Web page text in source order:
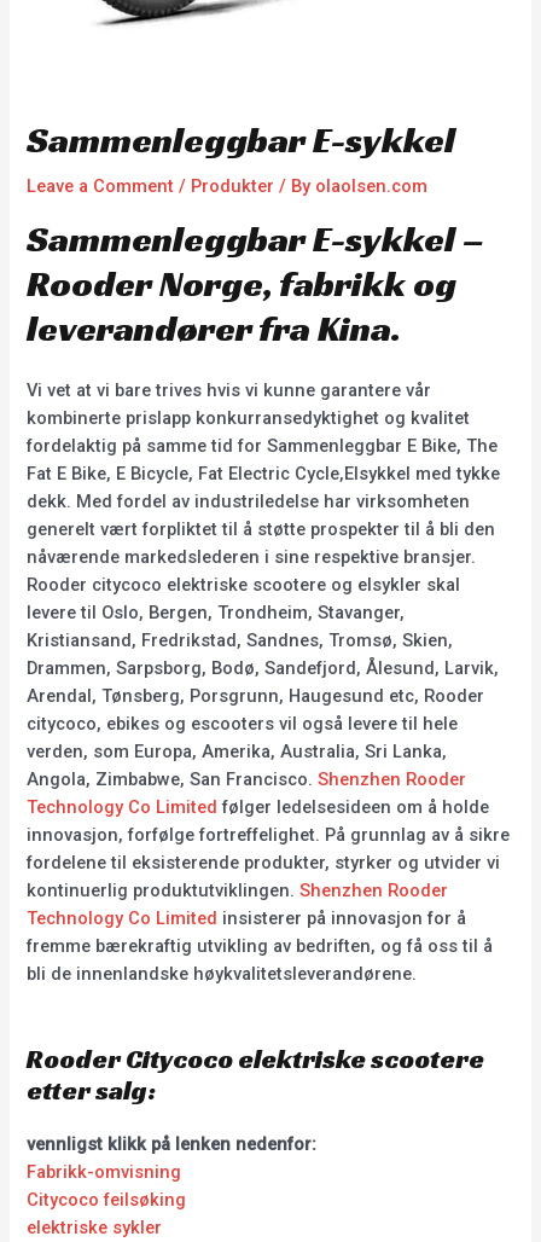
Sammenleggbar E-sykkel
Leave a Comment / Produkter / By olaolsen.com
Sammenleggbar E-sykkel –
Rooder Norge, fabrikk og
leverandører fra Kina.
Vi vet at vi bare trives hvis vi kunne garantere vår
kombinerte prislapp konkurransedyktighet og kvalitet
fordelaktig på samme tid for Sammenleggbar E Bike, The
Fat E Bike, E Bicycle, Fat Electric Cycle,Elsykkel med tykke
dekk. Med fordel av industriledelse har virksomheten
generelt vært forpliktet til å støtte prospekter til å bli den
nåværende markedslederen i sine respektive bransjer.
Rooder citycoco elektriske scootere og elsykler skal
levere til Oslo, Bergen, Trondheim, Stavanger,
Kristiansand, Fredrikstad, Sandnes, Tromsø, Skien,
Drammen, Sarpsborg, Bodø, Sandefjord, Ålesund, Larvik,
Arendal, Tønsberg, Porsgrunn, Haugesund etc, Rooder
citycoco, ebikes og escooters vil også levere til hele
verden, som Europa, Amerika, Australia, Sri Lanka,
Angola, Zimbabwe, San Francisco.Shenzhen Rooder
Technology Co Limited følger ledelsesideen om å holde
innovasjon, forfølge fortreffelighet. På grunnlag av å sikre
fordelene til eksisterende produkter, styrker og utvider vi
kontinuerlig produktutviklingen.Shenzhen Rooder
Technology Co Limited insisterer på innovasjon for å
fremme bærekraftig utvikling av bedriften, og få oss til å
bli de innenlandske høykvalitetsleverandørene.
Rooder Citycoco elektriske scootere
etter salg:
vennligst klikk på lenken nedenfor:
Fabrikk-omvisning
Citycoco feilsøking
elektriske sykler